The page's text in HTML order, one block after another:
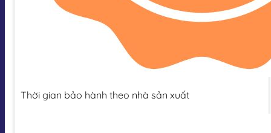
Thời gian bảo hành theo nhà sản xuất